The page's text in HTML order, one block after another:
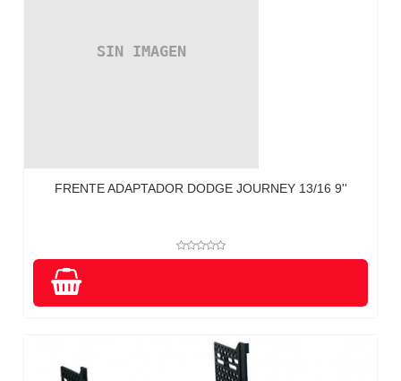
FRENTE ADAPTADOR DODGE JOURNEY 13/16 9''